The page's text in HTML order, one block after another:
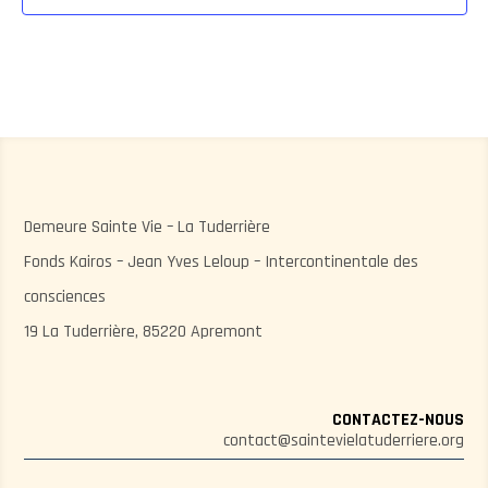
Demeure Sainte Vie – La Tuderrière
Fonds Kairos – Jean Yves Leloup – Intercontinentale des
consciences
19 La Tuderrière, 85220 Apremont
CONTACTEZ-NOUS
contact@saintevielatuderriere.org